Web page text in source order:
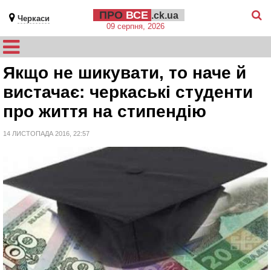
Черкаси ПРО ВСЕ .ck.ua
09 серпня, 2026
Якщо не шикувати, то наче й
вистачає: черкаські студенти
про життя на стипендію
14 ЛИСТОПАДА 2016, 22:57